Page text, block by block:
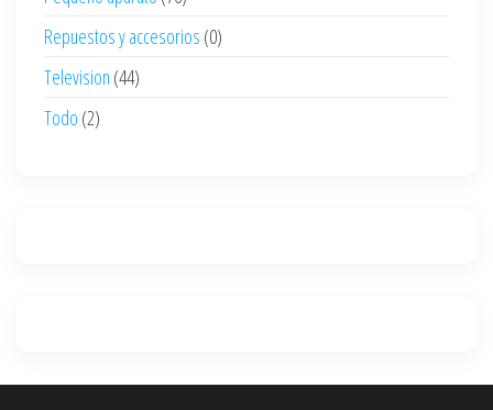
Repuestos y accesorios (0)
Television (44)
Todo (2)